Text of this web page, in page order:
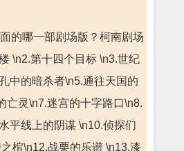
的哪一部剧场版？柯南剧场
\n2.第十四个目标 \n3.世纪
中的暗杀者\n5.通往天国的
亡灵\n7.迷宫的十字路口\n8.
平线上的阴谋 \n10.侦探们
棺\n12.战栗的乐谱 \n13.漆